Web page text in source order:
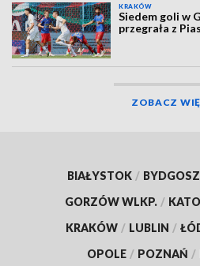
KRAKÓW
Siedem goli w
przegrała z
ZOBACZ
BIAŁYSTOK /
GORZÓW WLKP. /
KRAKÓW / LUBLIN /
OPOLE / POZNAŃ /